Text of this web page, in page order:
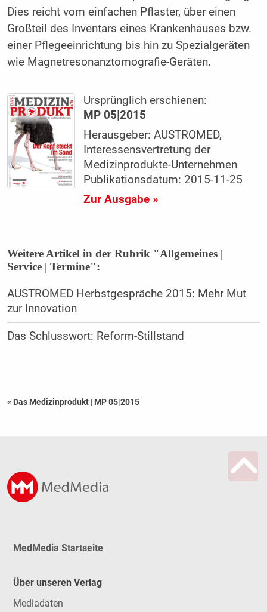
Dies reicht vom einfachen Pflaster, über einen
Großteil des Inventars eines Krankenhauses bzw.
einer Pflegeeinrichtung bis hin zu Spezialgeräten
wie Magnetresonanztomografie-Geräten.
Ursprünglich erschienen:
MP 05|2015
Herausgeber: AUSTROMED,
Interessensvertretung der
Medizinprodukte-Unternehmen
Publikationsdatum: 2015-11-25
Zur Ausgabe »
Weitere Artikel in der Rubrik "Allgemeines |
Service | Termine":
AUSTROMED Herbstgespräche 2015: Mehr Mut
zur Innovation
Das Schlusswort: Reform-Stillstand
« Das Medizinprodukt | MP 05|2015
MedMedia Startseite
Über unseren Verlag
Mediadaten